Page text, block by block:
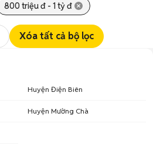
800 triệu đ - 1 tỷ đ
Xóa tất cả bộ lọc
Huyện Điện Biên
Huyện Mường Chà